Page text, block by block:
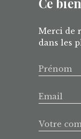
Ce bien
Merci de
dans les
Prénom
Email
Votre